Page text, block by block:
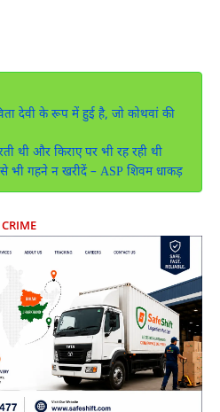
देवी के रूप में हुई है, जो कोथवां की
थी और किराए पर भी रह रही थी
भी गहने न खरीदें – ASP शिवम धाकड़
CRIME